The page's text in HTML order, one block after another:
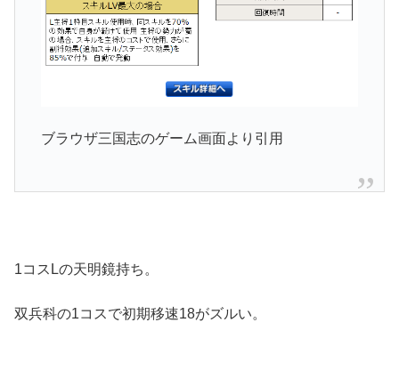
ブラウザ三国志のゲーム画面より引用
1コスLの天明鏡持ち。
双兵科の1コスで初期移速18がズルい。